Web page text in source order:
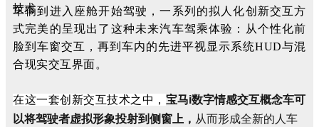
车辆到进入座舱开始驾驶，一系列的拟人化创新交互方
式完美的呈现出了这种未来汽车驾乘体验：
从个性化前
脸到车窗交互，再到车内的先进平视显示系统HUD与混
合现实交互界面。
在这一套创新交互技术之中， 宝马i数字情感交互概念车可
以将驾驶者虚拟形象投射到侧窗上， 从而形成全新的人车